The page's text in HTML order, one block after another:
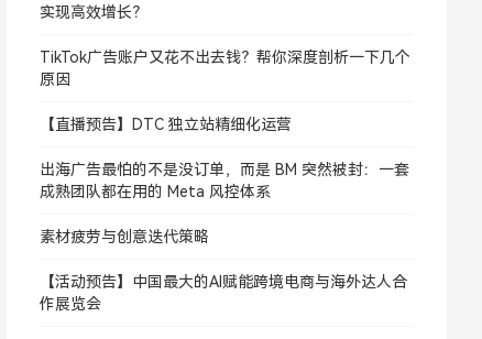
实现高效增长？
TikTok广告账户又花不出去钱？帮你深度剖析一下几个
原因
【直播预告】DTC 独立站精细化运营
出海广告最怕的不是没订单，而是 BM 突然被封：一套
成熟团队都在用的 Meta 风控体系
素材疲劳与创意迭代策略
【活动预告】中国最大的AI赋能跨境电商与海外达人合
作展览会